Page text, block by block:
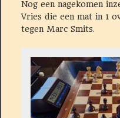
Nog een nagekomen
Vries die een mat in 1
tegen Marc Smits.